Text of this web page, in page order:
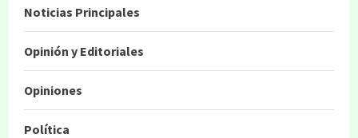
Noticias Principales
Opinión y Editoriales
Opiniones
Política